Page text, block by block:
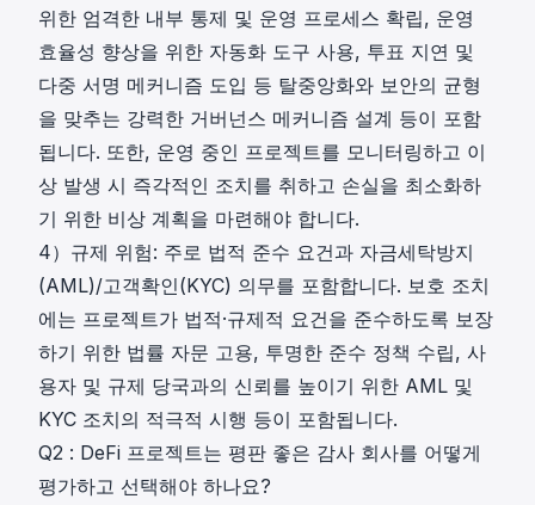
위한 엄격한 내부 통제 및 운영 프로세스 확립, 운영
효율성 향상을 위한 자동화 도구 사용, 투표 지연 및
다중 서명 메커니즘 도입 등 탈중앙화와 보안의 균형
을 맞추는 강력한 거버넌스 메커니즘 설계 등이 포함
됩니다. 또한, 운영 중인 프로젝트를 모니터링하고 이
상 발생 시 즉각적인 조치를 취하고 손실을 최소화하
기 위한 비상 계획을 마련해야 합니다.
4）규제 위험: 주로 법적 준수 요건과 자금세탁방지
(AML)/고객확인(KYC) 의무를 포함합니다. 보호 조치
에는 프로젝트가 법적·규제적 요건을 준수하도록 보장
하기 위한 법률 자문 고용, 투명한 준수 정책 수립, 사
용자 및 규제 당국과의 신뢰를 높이기 위한 AML 및
KYC 조치의 적극적 시행 등이 포함됩니다.
Q2 : DeFi 프로젝트는 평판 좋은 감사 회사를 어떻게
평가하고 선택해야 하나요?